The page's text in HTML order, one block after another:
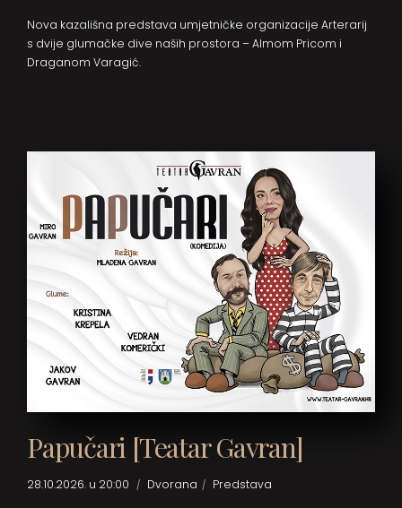
Nova kazališna predstava umjetničke organizacije Arterarij
s dvije glumačke dive naših prostora – Almom Pricom i
Draganom Varagić.
Papučari [Teatar Gavran]
28.10.2026. u 20:00 Dvorana
Predstava